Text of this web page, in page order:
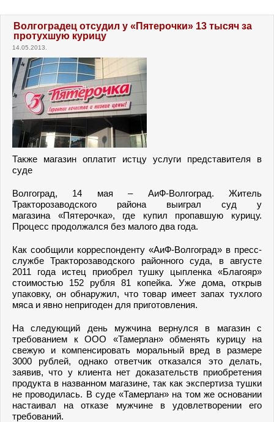
Волгоградец отсудил у «Пятерочки» 13 тысяч за
протухшую курицу
14.05.2013.
Также магазин оплатит истцу услуги представителя в
суде
Волгоград, 14 мая – АиФ-Волгоград. Житель
Тракторозаводского района выиграл суд у
магазина «Пятерочка», где купил пропавшую курицу.
Процесс продолжался без малого два года.
Как сообщили корреспонденту «АиФ-Волгоград» в пресс-
службе Тракторозаводского районного суда, в августе
2011 года истец приобрел тушку цыпленка «Благояр»
стоимостью 152 рубля 81 копейка. Уже дома, открыв
упаковку, он обнаружил, что товар имеет запах тухлого
мяса и явно непригоден для приготовления.
На следующий день мужчина вернулся в магазин с
требованием к ООО «Тамерлан» обменять курицу на
свежую и компенсировать моральный вред в размере
3000 рублей, однако ответчик отказался это делать,
заявив, что у клиента нет доказательств приобретения
продукта в названном магазине, так как экспертиза тушки
не проводилась. В суде «Тамерлан» на том же основании
настаивал на отказе мужчине в удовлетворении его
требований.